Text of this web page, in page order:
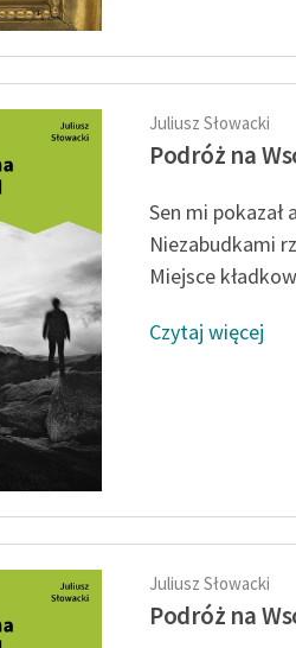
Juliusz Słowacki
Podróż na
Sen mi pokazał
Niezabudkami
Miejsce
Czytaj więcej
Juliusz Słowacki
Podróż na